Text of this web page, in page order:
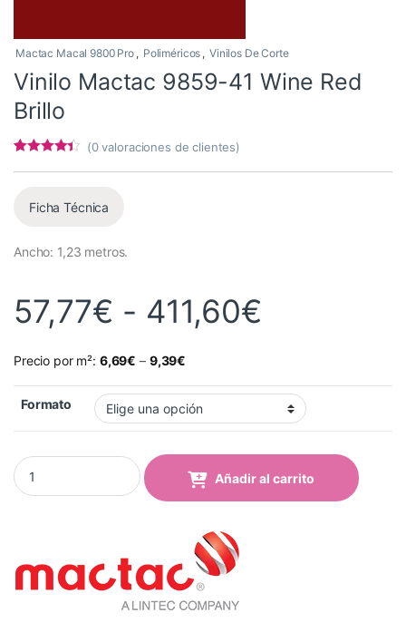
Mactac Macal 9800 Pro , Poliméricos , Vinilos De Corte
Vinilo Mactac 9859-41 Wine Red
Brillo
valoracione
(0valoraciones de clientes)
Ficha Técnica
Ancho: 1,23 metros.
57,77€ - 411,60€
Precio por m²: 6,69€ – 9,39€
Formato
Vinilo Mactac 9859-41 Wine Red Brillo quantity
Añadir al carrito